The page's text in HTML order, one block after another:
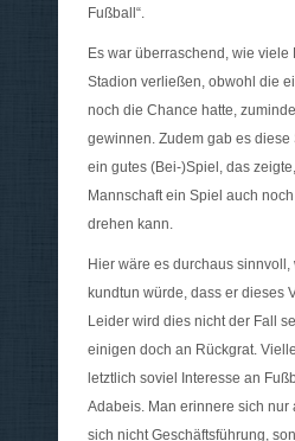
Fußball“.
Es war überraschend, wie
Stadion verließen, obwohl die
noch die Chance hatte,
gewinnen. Zudem gab es diese
ein gutes (Bei-)Spiel, das
Mannschaft ein Spiel auch
drehen kann.
Hier wäre es durchaus sinnvoll,
kundtun würde, dass er dieses
Leider wird dies nicht der Fall
einigen doch an Rückgrat.
letztlich soviel Interesse an
Adabeis. Man erinnere sich nur
sich nicht Geschäftsführung,